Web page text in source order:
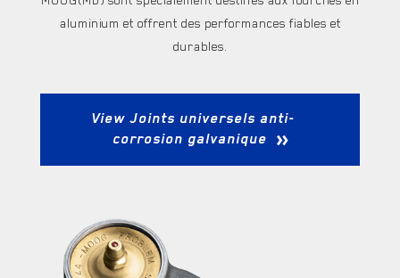
aluminium et offrent des performances fiables et
durables.
View Joints universels anti-
corrosion galvanique